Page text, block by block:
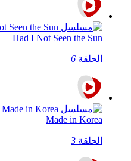
Had I Not Seen the Sun
الحلقة 6
Made in Korea
الحلقة 3